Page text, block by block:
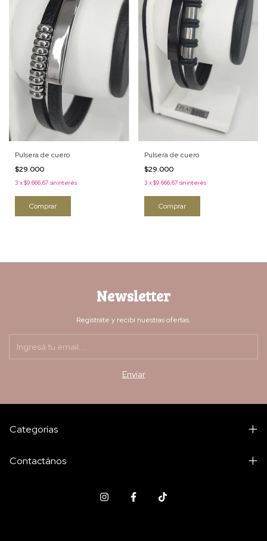
Pulsera de cuero
$29.000
3 x$9.666,67 sin interés
Pulsera de cuero
$29.000
3 x$9.666,67 sin interés
Newsletter
Registrate y recibí nuestras ofertas.
Categorías
Contactános